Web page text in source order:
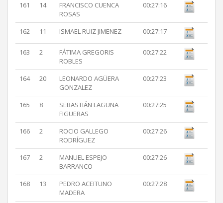
161 14
FRANCISCO CUENCA
ROSAS
00:27:16
162 11 ISMAEL RUIZ JIMENEZ 00:27:17
163 2
FÁTIMA GREGORIS
ROBLES
00:27:22
164 20
LEONARDO AGÜERA
GONZALEZ
00:27:23
165 8
SEBASTIÁN LAGUNA
FIGUERAS
00:27:25
166 2
ROCIO GALLEGO
RODRÍGUEZ
00:27:26
167 2
MANUEL ESPEJO
BARRANCO
00:27:26
168 13
PEDRO ACEITUNO
MADERA
00:27:28